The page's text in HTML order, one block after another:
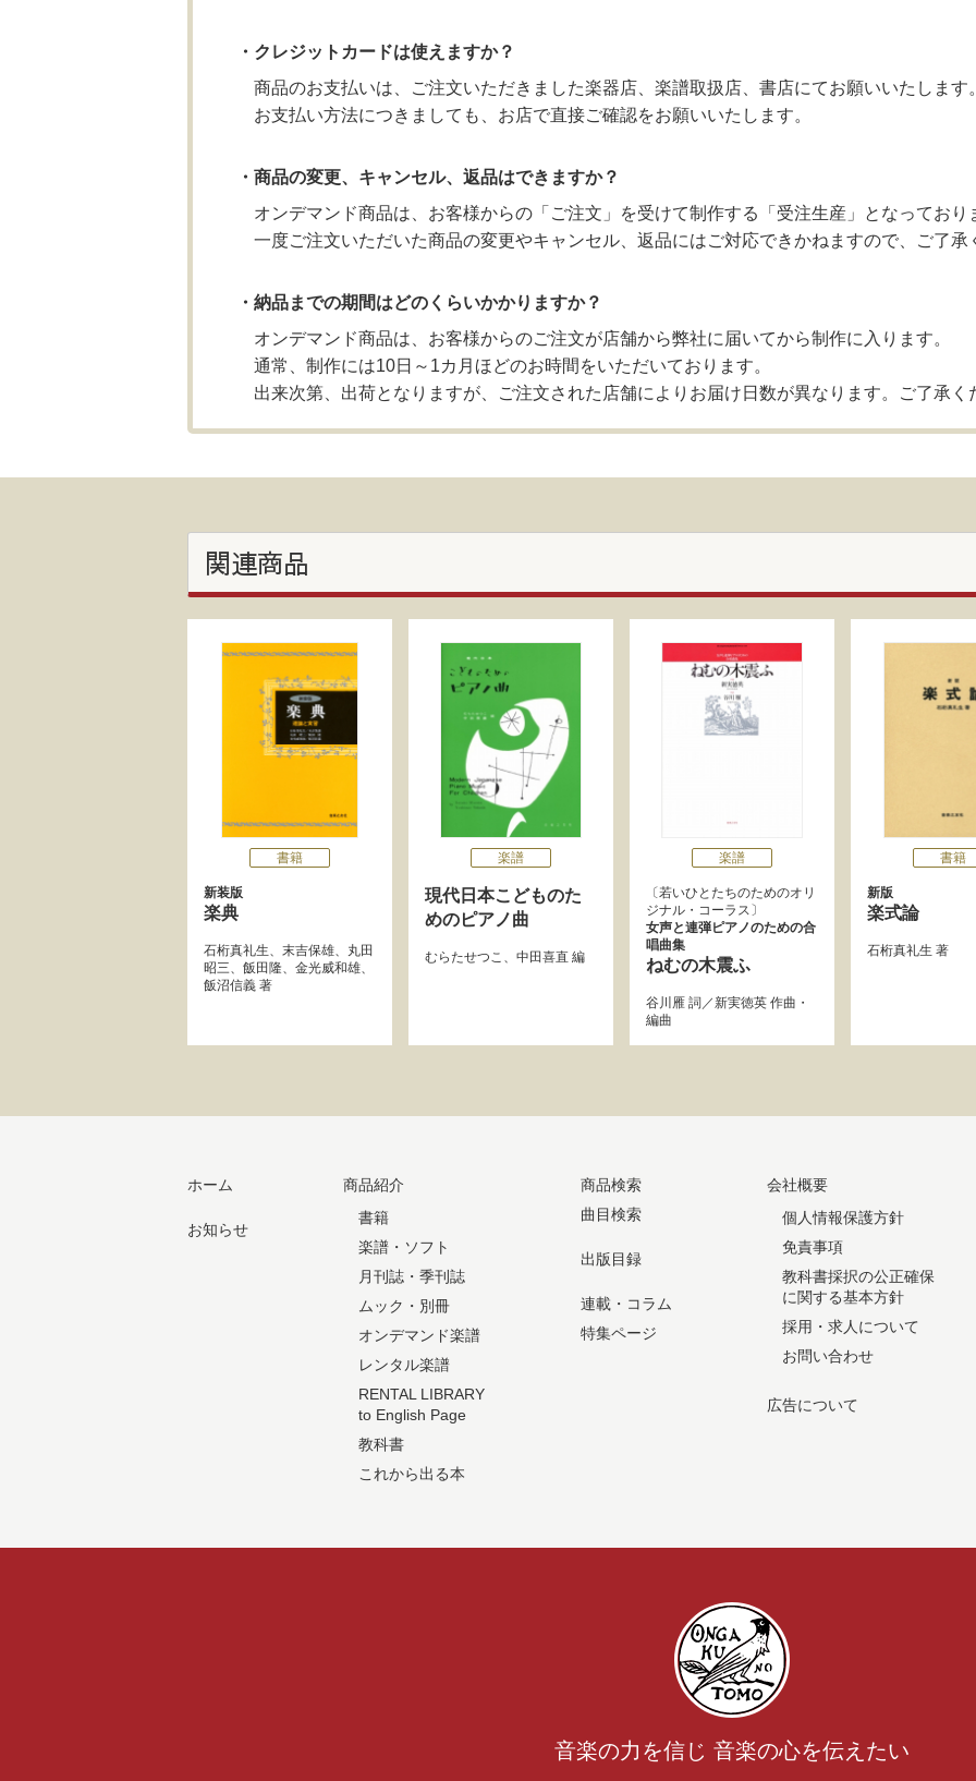
・クレジットカードは使えますか？
商品のお支払いは、ご注文いただきました楽器店、楽譜取扱店、書店にてお願いいたします
お支払い方法につきましても、お店で直接ご確認をお願いいたします。
・商品の変更、キャンセル、返品はできますか？
オンデマンド商品は、お客様からの「ご注文」を受けて制作する「受注生産」となっており
一度ご注文いただいた商品の変更やキャンセル、返品にはご対応できかねますので、ご了承
・納品までの期間はどのくらいかかりますか？
オンデマンド商品は、お客様からのご注文が店舗から弊社に届いてから制作に入ります。
通常、制作には10日～1カ月ほどのお時間をいただいております。
出来次第、出荷となりますが、ご注文された店舗によりお届け日数が異なります。ご了承く
関連商品
書籍
新装版
楽典
石桁真礼生、 末吉保雄、 丸田
昭三、 飯田隆、 金光威和雄、
飯沼信義 著
楽譜
現代日本こどものた
めのピアノ曲
むらたせつこ 、 中田喜直 編
楽譜
若いひとたちのためのオリ
ジナル・コーラス
女声と連弾ピアノのための合
唱曲集
ねむの木震ふ
谷川雁 詞／新実徳英 作曲・
編曲
書籍
新版
楽式論
石桁真礼生 著
ホーム
お知らせ
商品紹介
書籍
楽譜・ソフト
月刊誌・季刊誌
ムック・別冊
オンデマンド楽譜
レンタル楽譜
RENTAL LIBRARY
to English Page
教科書
これから出る本
商品検索
曲目検索
出版目録
連載・コラム
特集ページ
会社概要
個人情報保護方針
免責事項
教科書採択の公正確保
に関する基本方針
採用・求人について
お問い合わせ
広告について
音楽の力を信じ 音楽の心を伝えたい